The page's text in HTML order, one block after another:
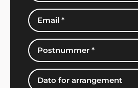
Henriette Højmann, Nykøbing
"Bare rart med god
telefonen og et overstået og
arrangement. I holdt, hvad I